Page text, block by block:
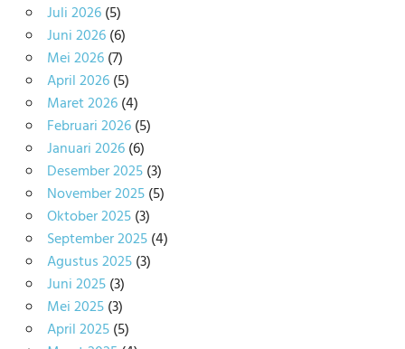
Juli 2026(5)
Juni 2026(6)
Mei 2026(7)
April 2026(5)
Maret 2026(4)
Februari 2026(5)
Januari 2026(6)
Desember 2025(3)
November 2025(5)
Oktober 2025(3)
September 2025(4)
Agustus 2025(3)
Juni 2025(3)
Mei 2025(3)
April 2025(5)